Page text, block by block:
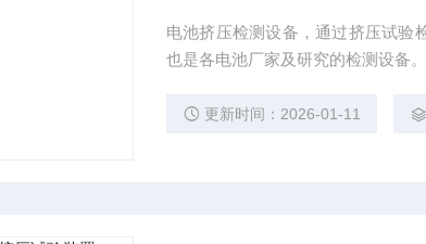
电池挤压检测设备，通过挤压试验
也是各电池厂家及研究的检测设备。
更新时间：2026-01-11